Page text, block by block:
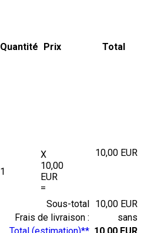
Quantité Prix Total
1
X
10,00
EUR
=
10,00 EUR
Sous-total 10,00 EUR
Frais de livraison :
sans